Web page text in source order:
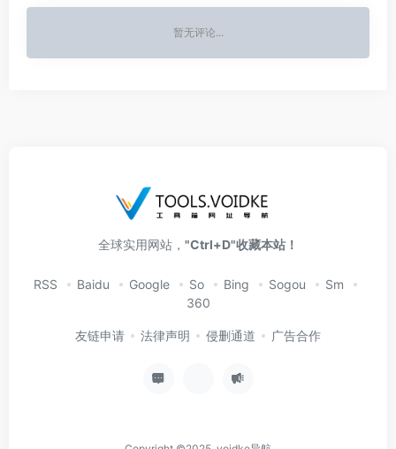
暂无评论...
全球实用网站， "Ctrl+D"收藏本站！
RSS Baidu Google So Bing Sogou
Sm
360
友链申请 法律声明 侵删通道 广告合作